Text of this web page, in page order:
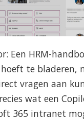
Een HRM-
te bladeren,
vragen aan
wat een
365 intranet